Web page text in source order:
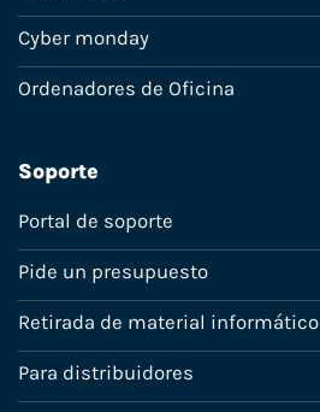
Cyber monday
Ordenadores de Oficina
Soporte
Portal de soporte
Pide un presupuesto
Retirada de material informático
Para distribuidores